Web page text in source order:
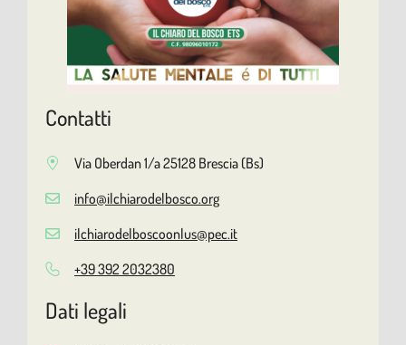
Contatti
Via Oberdan 1/a 25128 Brescia (Bs)
info@ilchiarodelbosco.org
ilchiarodelboscoonlus@pec.it
+39 392 2032380
Dati legali